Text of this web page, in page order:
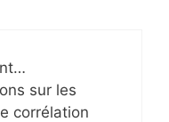
sur les
corrélation